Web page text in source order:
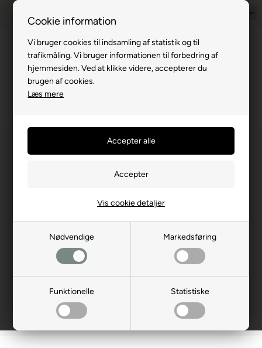
Cookie information
Vi bruger cookies til indsamling af statistik og til
trafikmåling. Vi bruger informationen til forbedring af
hjemmesiden. Ved at klikke videre, accepterer du
brugen af cookies.
Læs mere
Nødvendige Markedsføring
Funktionelle Statistiske
Vis cookie detaljer
Billig
Menu